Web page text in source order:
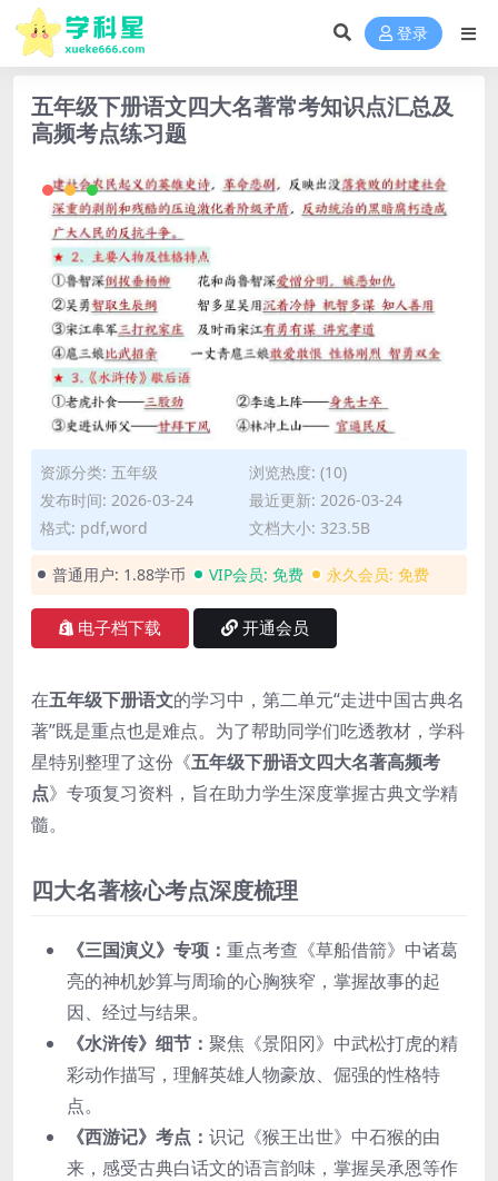
登录
五年级下册语文四大名著常考知识点汇总及
高频考点练习题
资源分类: 五年级
浏览热度: (10)
发布时间: 2026-03-24
最近更新: 2026-03-24
格式: pdf,word
文档大小: 323.5B
普通用户: 1.88学币 VIP会员: 免费 永久会员: 免费
电子档下载 开通会员
在五年级下册语文的学习中，第二单元“走进中国古典名
著”既是重点也是难点。为了帮助同学们吃透教材，学科
星特别整理了这份《五年级下册语文四大名著高频考
点》专项复习资料，旨在助力学生深度掌握古典文学精
髓。
四大名著核心考点深度梳理
《三国演义》专项： 重点考查《草船借箭》中诸葛
亮的神机妙算与周瑜的心胸狭窄，掌握故事的起
因、经过与结果。
《水浒传》细节： 聚焦《景阳冈》中武松打虎的精
彩动作描写，理解英雄人物豪放、倔强的性格特
点。
《西游记》考点： 识记《猴王出世》中石猴的由
来，感受古典白话文的语言韵味，掌握吴承恩等作